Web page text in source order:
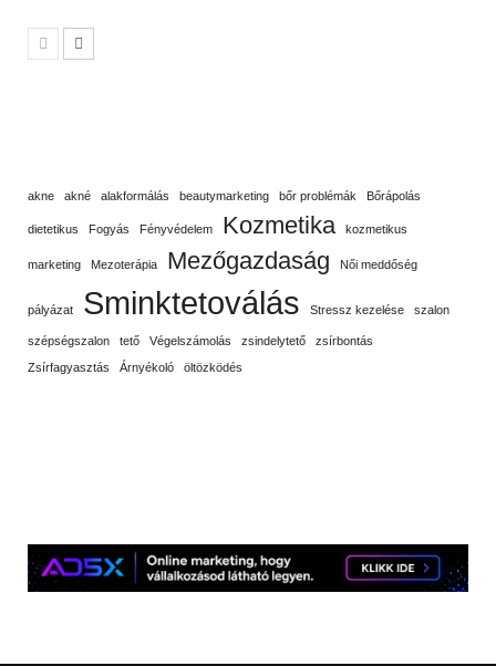
akne akné alakformálás beautymarketing bőr problémák Bőrápolás
dietetikus Fogyás Fényvédelem Kozmetika kozmetikus
marketing Mezoterápia Mezőgazdaság Női meddőség
pályázat Sminktetoválás Stressz kezelése szalon
szépségszalon tető Végelszámolás zsindelytető
zsírbontás
Zsírfagyasztás
Árnyékoló öltözködés